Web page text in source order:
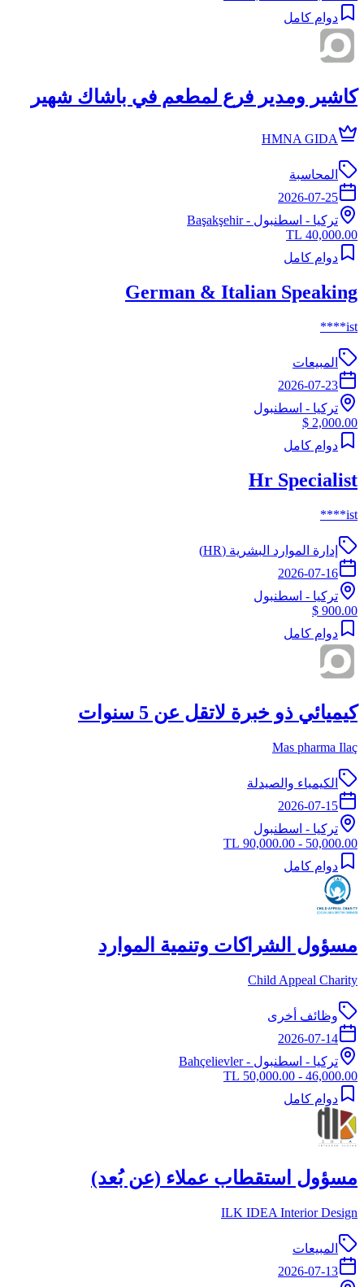
دوام كامل
كاشير ومدير فرع لمطعم في باشاك شهير
HMNA GIDA
المحاسبة
2026-07-25
تركيا - اسطنبول - Başakşehir
40,000.00 TL
دوام كامل
German & Italian Speaking
ist****
المبيعات
2026-07-23
تركيا - اسطنبول
2,000.00 $
دوام كامل
Hr Specialist
ist****
إدارة الموارد البشرية (HR)
2026-07-16
تركيا - اسطنبول
900.00 $
دوام كامل
كيميائي ذو خبرة لاتقل عن 5 سنوات
Mas pharma Ilaç
الكيمياء والصيدلة
2026-07-15
تركيا - اسطنبول
50,000.00 - 90,000.00 TL
دوام كامل
مسؤول الشراكات وتنمية الموارد
Child Appeal Charity
وظائف أخرى
2026-07-14
تركيا - اسطنبول - Bahçelievler
46,000.00 - 50,000.00 TL
دوام كامل
مسؤول استقطاب عملاء (عن بُعد)
ILK IDEA Interior Design
المبيعات
2026-07-13